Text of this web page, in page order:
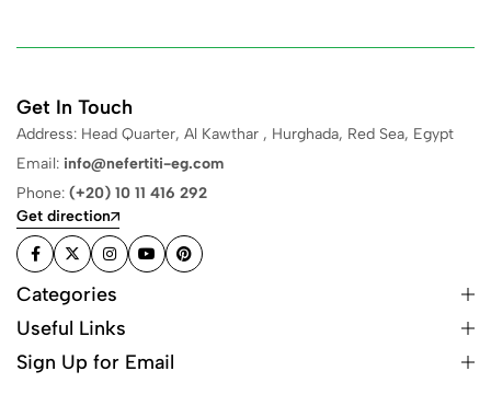
Get In Touch
Address: Head Quarter, Al Kawthar , Hurghada, Red Sea, Egypt
Email: info@nefertiti-eg.com
Phone: (+20) 10 11 416 292
Get direction
Categories
Useful Links
Sign Up for Email